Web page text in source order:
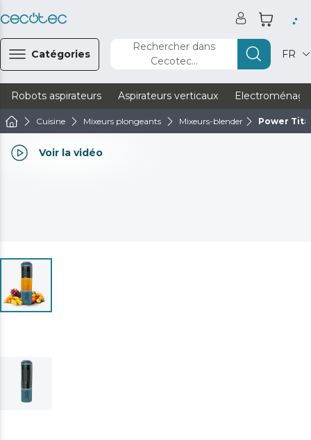
Catégories
Rechercher dans
Cecotec...
FR
Robots aspirateurs Aspirateurs verticaux
Cuisine Mixeurs plongeants Mixeurs-blender Power
Voir la vidéo